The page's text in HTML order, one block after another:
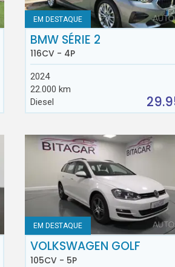
EM DESTAQUE
BMW SÉRIE 2
116CV - 4P
2024
22.000 km
Diesel
EM DESTAQUE
VOLKSWAGEN GOLF
105CV - 5P